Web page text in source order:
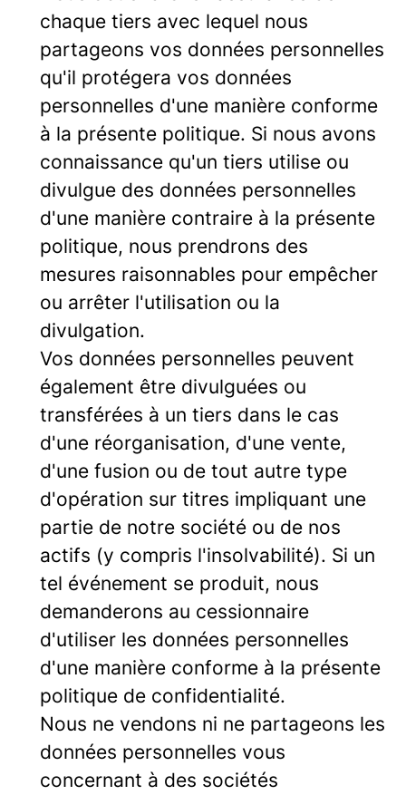
chaque tiers avec lequel nous
partageons vos données personnelles
qu'il protégera vos données
personnelles d'une manière conforme
à la présente politique. Si nous avons
connaissance qu'un tiers utilise ou
divulgue des données personnelles
d'une manière contraire à la présente
politique, nous prendrons des
mesures raisonnables pour empêcher
ou arrêter l'utilisation ou la
divulgation.
Vos données personnelles peuvent
également être divulguées ou
transférées à un tiers dans le cas
d'une réorganisation, d'une vente,
d'une fusion ou de tout autre type
d'opération sur titres impliquant une
partie de notre société ou de nos
actifs (y compris l'insolvabilité). Si un
tel événement se produit, nous
demanderons au cessionnaire
d'utiliser les données personnelles
d'une manière conforme à la présente
politique de confidentialité.
Nous ne vendons ni ne partageons les
données personnelles vous
concernant à des sociétés